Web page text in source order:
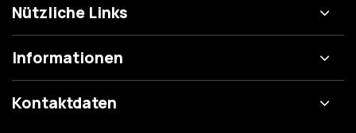
Nützliche Links
Informationen
Kontaktdaten